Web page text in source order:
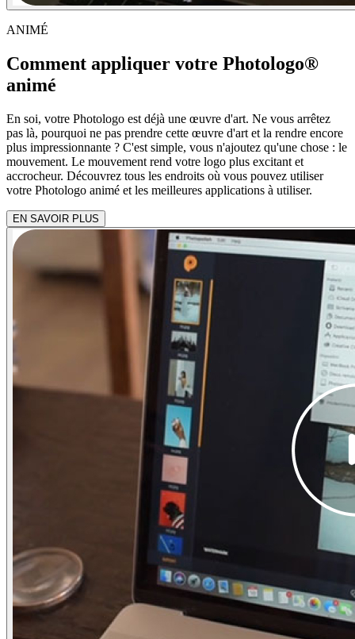
ANIMÉ
Comment appliquer votre Photologo®
animé
En soi, votre Photologo est déjà une œuvre d'art. Ne vous arrêtez
pas là, pourquoi ne pas prendre cette œuvre d'art et la rendre encore
plus impressionnante ? C'est simple, vous n'ajoutez qu'une chose : le
mouvement. Le mouvement rend votre logo plus excitant et
accrocheur. Découvrez tous les endroits où vous pouvez utiliser
votre Photologo animé et les meilleures applications à utiliser.
EN SAVOIR PLUS